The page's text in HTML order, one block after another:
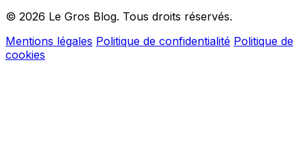
© 2026 Le Gros Blog. Tous droits réservés.
Mentions légales Politique de confidentialité Politique de
cookies